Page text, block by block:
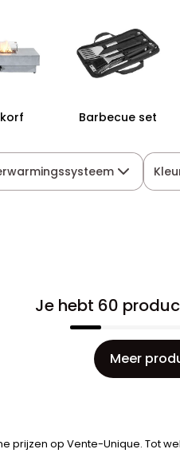
Barbecue set
Je hebt 60
Meer
prijzen op Vente-Unique. Tot